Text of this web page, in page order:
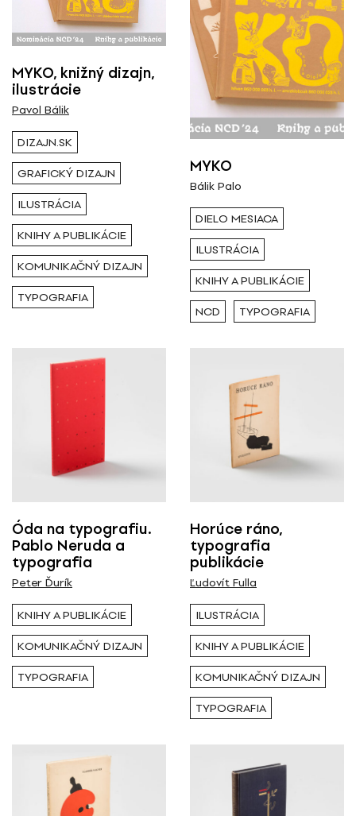
Všetci
Výstava / kolekcia
Všetky
Rok ( Ročník )
Všetky
Autor
Všetci
Typ
Nominované
Ocenené
RESETOVAŤ FILTRE
Tagy
typografia
MYKO, knižný dizajn,
ilustrácie
Pavol Bálik
DIZAJN.SK
GRAFICKÝ DIZAJN
ILUSTRÁCIA
KNIHY A PUBLIKÁCIE
KOMUNIKAČNÝ DIZAJN
TYPOGRAFIA
Hlavná Cena
2024
KNIHY A PUBLIKÁCIE
MYKO
Bálik Palo
DIELO MESIACA
ILUSTRÁCIA
KNIHY A PUBLIKÁCIE
NCD TYPOGRAFIA
Óda na typografiu.
Pablo Neruda a
typografia
Peter Ďurík
KNIHY A PUBLIKÁCIE
KOMUNIKAČNÝ DIZAJN
TYPOGRAFIA
Horúce ráno,
typografia
publikácie
Ľudovít Fulla
ILUSTRÁCIA
KNIHY A PUBLIKÁCIE
KOMUNIKAČNÝ DIZAJN
TYPOGRAFIA